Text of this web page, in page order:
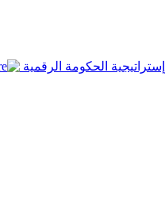
الحكومة الرقمية